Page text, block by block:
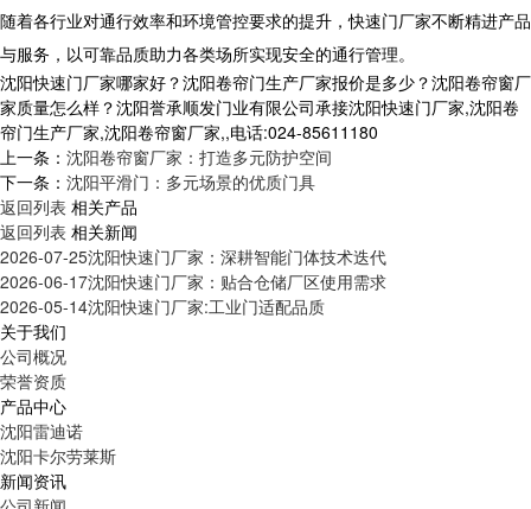
随着各行业对通行效率和环境管控要求的提升，快速门厂家不断精进产品
与服务，以可靠品质助力各类场所实现安全的通行管理。​
沈阳快速门厂家哪家好？沈阳卷帘门生产厂家报价是多少？沈阳卷帘窗厂
家质量怎么样？沈阳誉承顺发门业有限公司承接沈阳快速门厂家,沈阳卷
帘门生产厂家,沈阳卷帘窗厂家,,电话:024-85611180
上一条： 沈阳卷帘窗厂家：打造多元防护空间
下一条： 沈阳平滑门：多元场景的优质门具​
返回列表 相关产品
返回列表 相关新闻
2026-07-25沈阳快速门厂家：深耕智能门体技术迭代
2026-06-17沈阳快速门厂家：贴合仓储厂区使用需求
2026-05-14沈阳快速门厂家:工业门适配品质
关于我们
公司概况
荣誉资质
产品中心
沈阳雷迪诺
沈阳卡尔劳莱斯
新闻资讯